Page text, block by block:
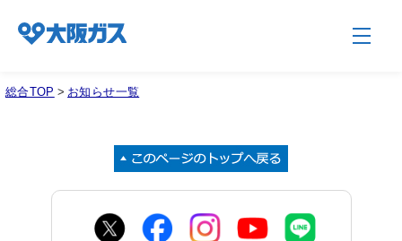
企業情報TOP
企業/グループについて
総合TOP > お知らせ一覧